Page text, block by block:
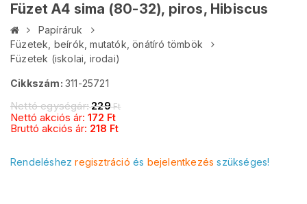
Füzet A4 sima (80-32), piros, Hibiscus
Papíráruk
Füzetek, beírók, mutatók, önátíró tömbök
Füzetek (iskolai, irodai)
Cikkszám: 311-25721
Nettó egységár:229Ft
Nettó akciós ár: 172 Ft
Bruttó akciós ár: 218 Ft
Rendeléshezregisztráció és bejelentkezés szükséges!